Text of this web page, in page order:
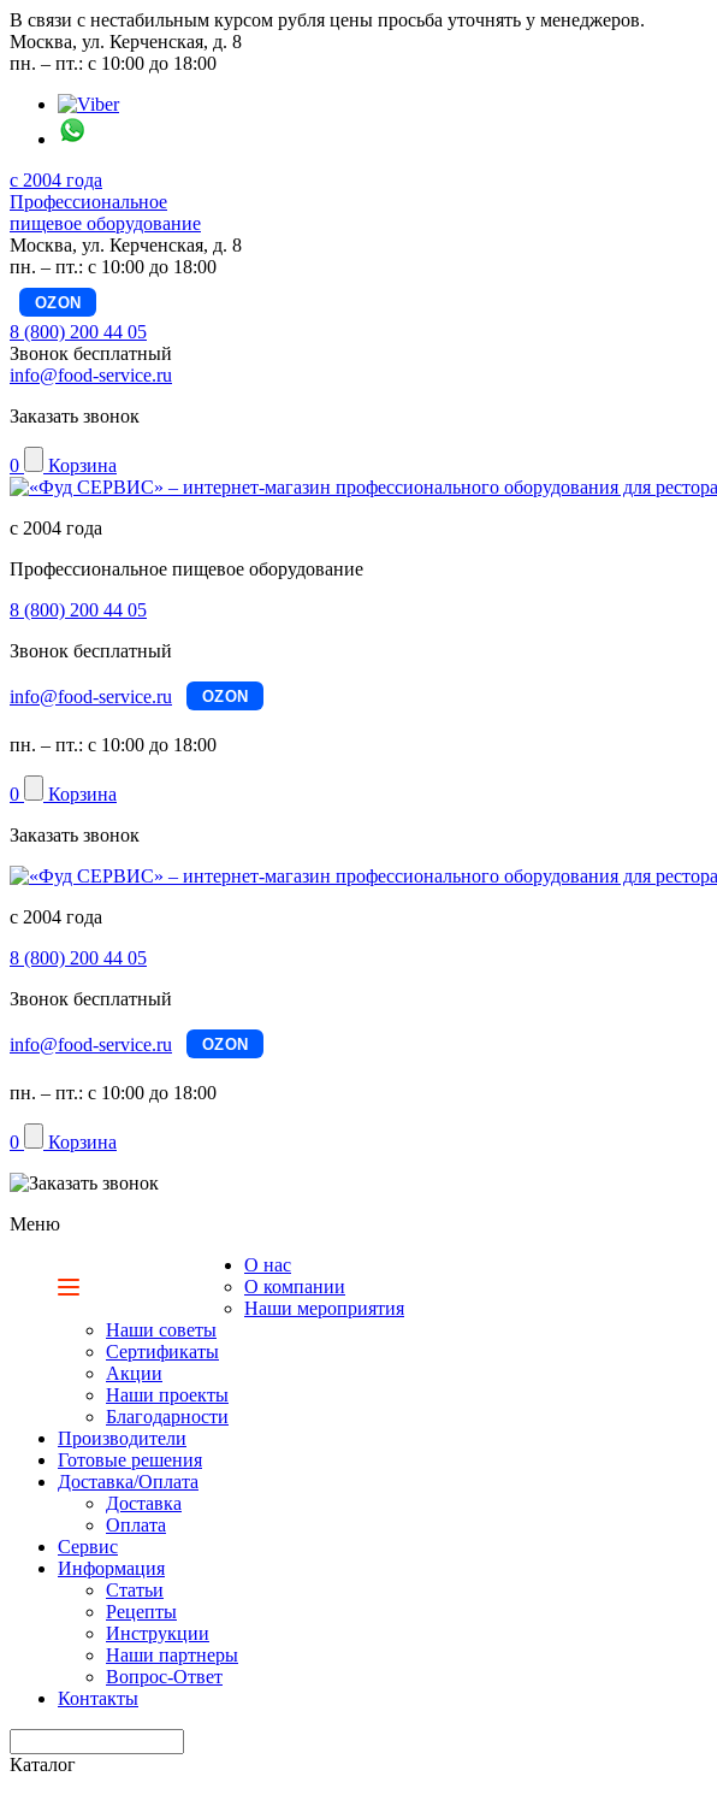
В связи с нестабильным курсом рубля цены просьба уточнять у менеджеров.
Москва, ул. Керченская, д. 8
пн. – пт.: с 10:00 до 18:00
с 2004 года
Профессиональное
пищевое оборудование
Москва, ул. Керченская, д. 8
пн. – пт.: с 10:00 до 18:00
OZON
8 (800) 200 44 05
Звонок бесплатный
info@food-service.ru
Заказать звонок
0 Корзина
с 2004 года
Профессиональное пищевое оборудование
8 (800) 200 44 05
Звонок бесплатный
info@food-service.ru OZON
пн. – пт.: с 10:00 до 18:00
0
Корзина
Заказать звонок
с 2004 года
8 (800) 200 44 05
Звонок бесплатный
info@food-service.ru OZON
пн. – пт.: с 10:00 до 18:00
0 Корзина
Меню
О нас
О компании
Наши мероприятия
Наши советы
Сертификаты
Акции
Наши проекты
Благодарности
Производители
Готовые решения
Доставка/Оплата
Доставка
Оплата
Сервис
Информация
Статьи
Рецепты
Инструкции
Наши партнеры
Вопрос-Ответ
Контакты
Каталог